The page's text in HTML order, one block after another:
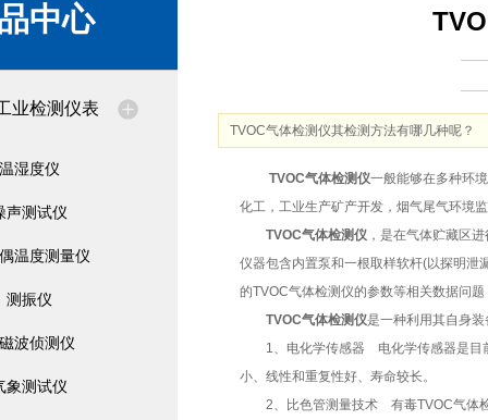
中心
业检测仪表
湿度仪
声测试仪
温度测量仪
测振仪
波侦测仪
象测试仪
TVOC气体检测仪其检测方法有哪几种呢？
TVOC气体检测仪一般能够在多种环
化工，工业生产矿产开发，烟气尾气环境
TVOC气体检测仪 ，是在气体贮藏区
仪器包含内置泵和一根取样软杆(以探明泄
的TVOC气体检测仪的参数等相关数据问
TVOC气体检测仪是一种利用其自身
1、电化学传感器 电化学传感器是目前
小、线性和重复性好、寿命较长。
2、比色管测量技术 有毒TVOC气体检